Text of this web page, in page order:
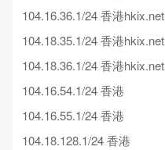
104.16.36.1/24 香港hkix.net
104.18.35.1/24 香港hkix.net
104.18.36.1/24 香港hkix.net
104.16.54.1/24 香港
104.16.55.1/24 香港
104.18.128.1/24 香港